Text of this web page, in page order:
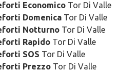
Economico Tor Di Valle
Domenica Tor Di Valle
Notturno Tor Di Valle
Rapido Tor Di Valle
SOS Tor Di Valle
Prezzo Tor Di Valle